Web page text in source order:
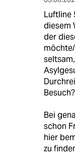
Luftline
diesem
der
Besuch?
Bei
schon
hier
zu